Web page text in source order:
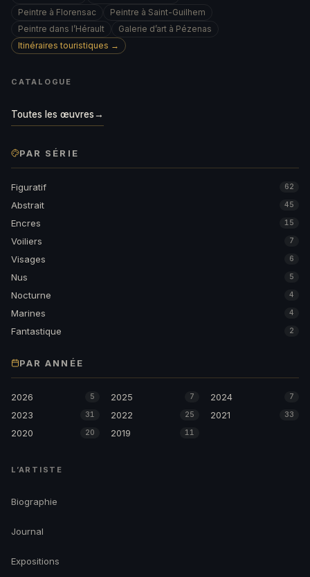
Peintre à Florensac
Peintre à Saint-Guilhem
Peintre dans l’Hérault
Galerie d’art à Pézenas
Itinéraires touristiques →
CATALOGUE
Toutes les œuvres→
PAR SÉRIE
Figuratif 62
Abstrait 45
Encres 15
Voiliers 7
Visages 6
Nus 5
Nocturne 4
Marines 4
Fantastique 2
PAR ANNÉE
2026 5 2025 7 2024 7
2023 31 2022 25 2021 33
2020 20 2019 11
L’ARTISTE
Biographie
Journal
Expositions